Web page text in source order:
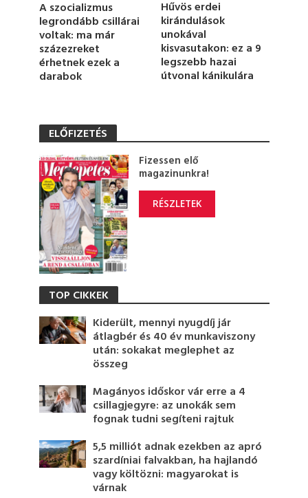
A szocializmus
legrondább csillárai
voltak: ma már
százezreket
érhetnek ezek a
darabok
Hűvös erdei
kirándulások
unokával
kisvasutakon: ez a 9
legszebb hazai
útvonal kánikulára
ELŐFIZETÉS
Fizessen elő
magazinunkra!
RÉSZLETEK
TOP CIKKEK
Kiderült, mennyi nyugdíj jár
átlagbér és 40 év munkaviszony
után: sokakat meglephet az
összeg
Magányos időskor vár erre a 4
csillagjegyre: az unokák sem
fognak tudni segíteni rajtuk
5,5 milliót adnak ezekben az apró
szardíniai falvakban, ha hajlandó
vagy költözni: magyarokat is
várnak